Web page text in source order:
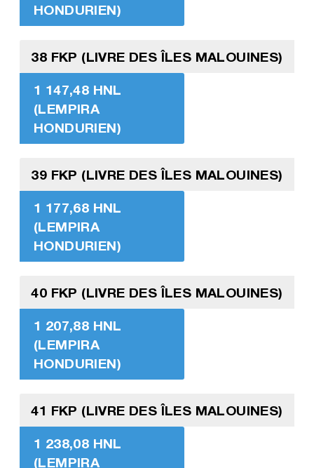
HONDURIEN)
38 FKP (LIVRE DES ÎLES MALOUINES)
1 147,48 HNL
(LEMPIRA
HONDURIEN)
39 FKP (LIVRE DES ÎLES MALOUINES)
1 177,68 HNL
(LEMPIRA
HONDURIEN)
40 FKP (LIVRE DES ÎLES MALOUINES)
1 207,88 HNL
(LEMPIRA
HONDURIEN)
41 FKP (LIVRE DES ÎLES MALOUINES)
1 238,08 HNL
(LEMPIRA